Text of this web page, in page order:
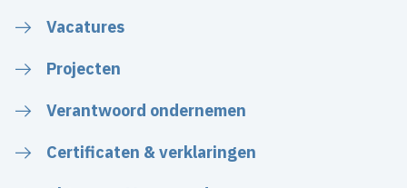
Vacatures
Projecten
Verantwoord ondernemen
Certificaten & verklaringen